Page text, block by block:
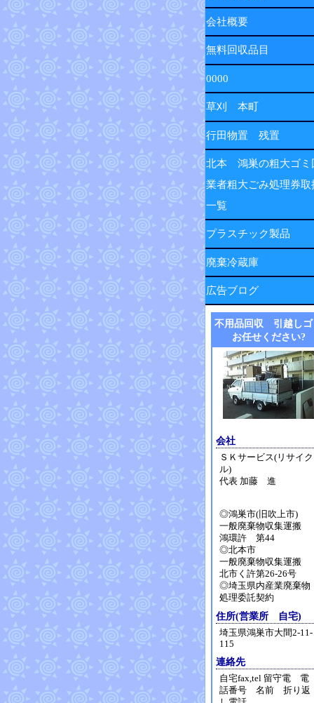
会社概要
無料回収品目
0000
草刈 本町
行田物置 残置
北本 鴻巣の粗大ゴミ
業者粗大ごみ処理券取
一覧
プラスチック製品
廃棄冷蔵庫
広告ブログ
不用品回収 引越しゴ
お任せください?
会社
ＳＫサービス(リサイク
ル)
代表 加藤 進
◎鴻巣市(旧吹上市)
一般廃棄物収集運搬
鴻環許 第44
◎北本市
一般廃棄物収集運搬
北市く許第26-26号
◎埼玉県内産業廃棄物
処理委託契約
住所(営業所 自宅)
埼玉県鴻巣市大間2-11-
115
連絡先
自宅fax,tel 留守電 電
話番号 名前 折り返